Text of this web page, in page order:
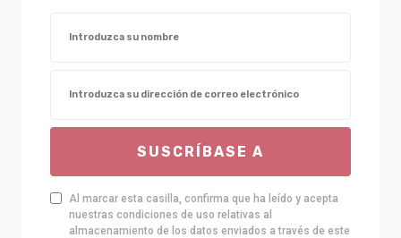
SUSCRÍBASE A
Al marcar esta casilla, confirma que ha leído y acepta
nuestras condiciones de uso relativas al
almacenamiento de los datos enviados a través de este